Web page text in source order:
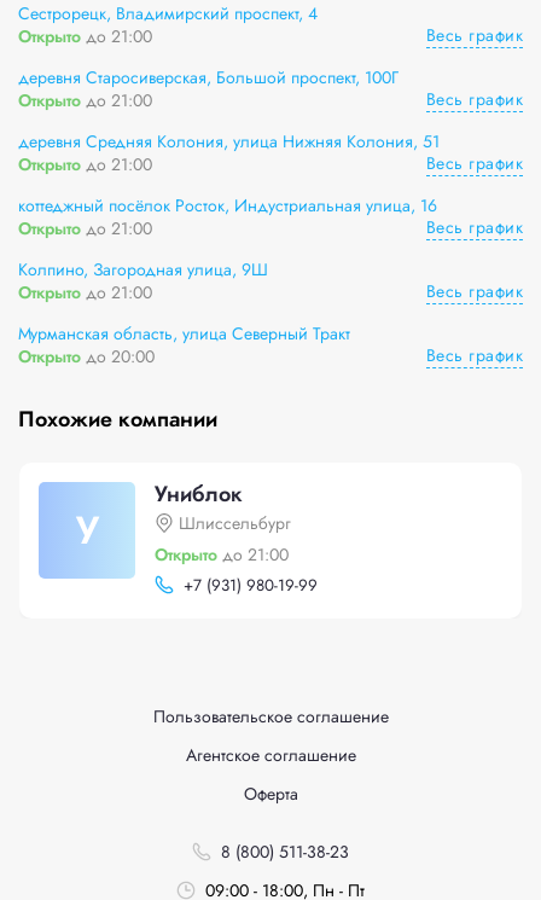
Сестрорецк, Владимирский проспект, 4
Открыто до 21:00
Весь график
деревня Старосиверская, Большой проспект, 100Г
Открыто до 21:00
Весь график
деревня Средняя Колония, улица Нижняя Колония, 51
Открыто до 21:00
Весь график
коттеджный посёлок Росток, Индустриальная улица, 16
Открыто до 21:00
Весь график
Колпино, Загородная улица, 9Ш
Открыто до 21:00
Весь график
Мурманская область, улица Северный Тракт
Открыто до 20:00 Весь график
Похожие компании
У
Униблок
Шлиссельбург
Открыто до 21:00
+7 (931) 980-19-99
Пользовательское соглашение
Агентское соглашение
Оферта
8 (800) 511-38-23
09:00 - 18:00, Пн - Пт